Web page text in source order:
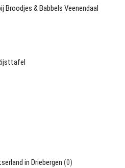
Broodjes & Babbels Veenendaal
in Driebergen (0)